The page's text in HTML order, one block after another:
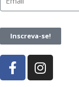
Inscreva-se!